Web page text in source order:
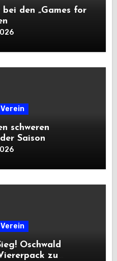
den „Games for
Verein
schweren
Saison
Verein
Oschwald
zu